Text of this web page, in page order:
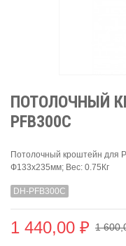
ПОТОЛОЧНЫЙ
PFB300C
Потолочный кроштейн для
Ф133x235мм; Вес: 0.75Кг
DH-PFB300C
1 440,00 ₽ 1